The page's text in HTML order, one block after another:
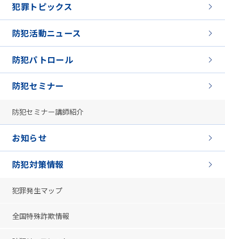
犯罪トピックス
防犯活動ニュース
防犯パトロール
防犯セミナー
防犯セミナー講師紹介
お知らせ
防犯対策情報
犯罪発生マップ
全国特殊詐欺情報